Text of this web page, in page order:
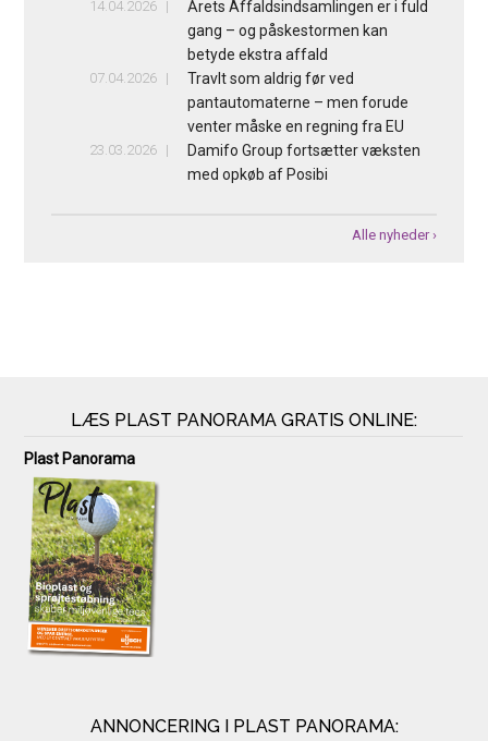
14.04.2026
Årets Affaldsindsamlingen er i fuld
gang – og påskestormen kan
betyde ekstra affald
07.04.2026
Travlt som aldrig før ved
pantautomaterne – men forude
venter måske en regning fra EU
23.03.2026
Damifo Group fortsætter væksten
med opkøb af Posibi
Alle nyheder ›
LÆS PLAST PANORAMA GRATIS ONLINE:
Plast Panorama
ANNONCERING I PLAST PANORAMA: